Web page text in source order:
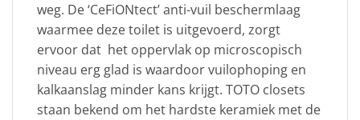
weg. De ‘CeFiONtect’ anti-vuil beschermlaag
waarmee deze toilet is uitgevoerd, zorgt
ervoor dat het oppervlak op microscopisch
niveau erg glad is waardoor vuilophoping en
kalkaanslag minder kans krijgt. TOTO closets
staan bekend om het hardste keramiek met de